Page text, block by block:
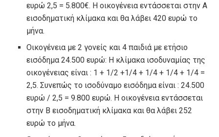
ευρώ 2,5 = 5.800€. Η οικογένεια εντάσσεται στην Α
εισοδηματική κλίμακα και θα λάβει 420 ευρώ το
μήνα.
Οικογένεια με 2 γονείς και 4 παιδιά με ετήσιο
εισόδημα 24.500 ευρώ: Η κλίμακα ισοδυναμίας της
οικογένειας είναι : 1 + 1/2 +1/4 + 1/4 + 1/4 + 1/4 =
2,5. Συνεπώς το ισοδύναμο εισόδημα είναι : 24.500
ευρώ / 2,5 = 9.800 ευρώ. Η οικογένεια εντάσσεται
στην Β εισοδηματική κλίμακα και θα λάβει 252
ευρώ το μήνα.